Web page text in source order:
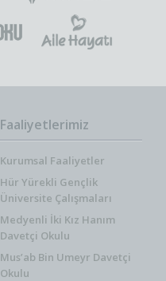
Faaliyetlerimiz
Kurumsal Faaliyetler
Hür Yürekli Gençlik
Üniversite Çalışmaları
Medyenli İki Kız Hanım
Davetçi Okulu
Mus’ab Bin Umeyr Davetçi
Okulu